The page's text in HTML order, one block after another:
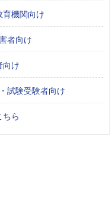
育機関向け
者向け
向け
試験受験者向け
ちら